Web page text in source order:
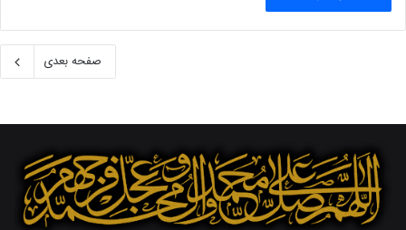
صفحه بعدی